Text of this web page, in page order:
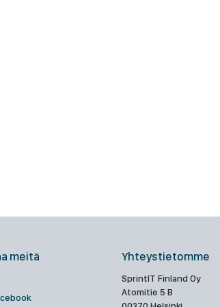
meitä Yhteystietomme
SprintIT Finland Oy
Atomitie 5 B